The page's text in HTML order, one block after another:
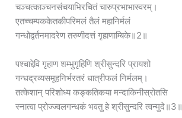
चञ्चत्काञ्चनसंचयाभिरचितं चारुप्रभाभास्वरम्।
एतच्चम्पककेतकीपरिमलं तैलं महानिर्मलं
गन्धोद्वर्तनमादरेण तरुणीदत्तं गृहाणाम्बिके॥2॥
पश्चाद्देवि गृहाण शम्भुगृहिणि श्रीसुन्दरि प्रायशो
गन्धद्रव्यसमूहनिर्भरतरं धात्रीफलं निर्मलम्।
तत्केशान् परिशोध्य कङ्कतिकया मन्दाकिनीस्रोतसि
स्नात्वा प्रोज्ज्वलगन्धकं भवतु हे श्रीसुन्दरि त्वन्मुदे॥3॥